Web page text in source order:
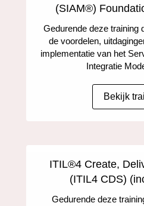
(SIAM®)
Gedurende deze training
de voordelen,
implementatie van het
Integratie
Bekijk
ITIL®4 Create,
(ITIL4 CDS)
Gedurende deze